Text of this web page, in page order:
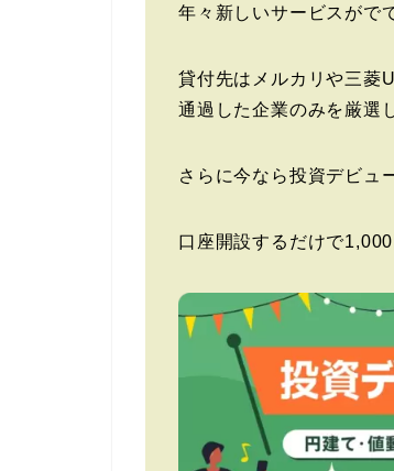
年々新しいサービスがで
貸付先はメルカリや三菱
通過した企業のみを厳選
さらに今なら投資デビュ
口座開設するだけで